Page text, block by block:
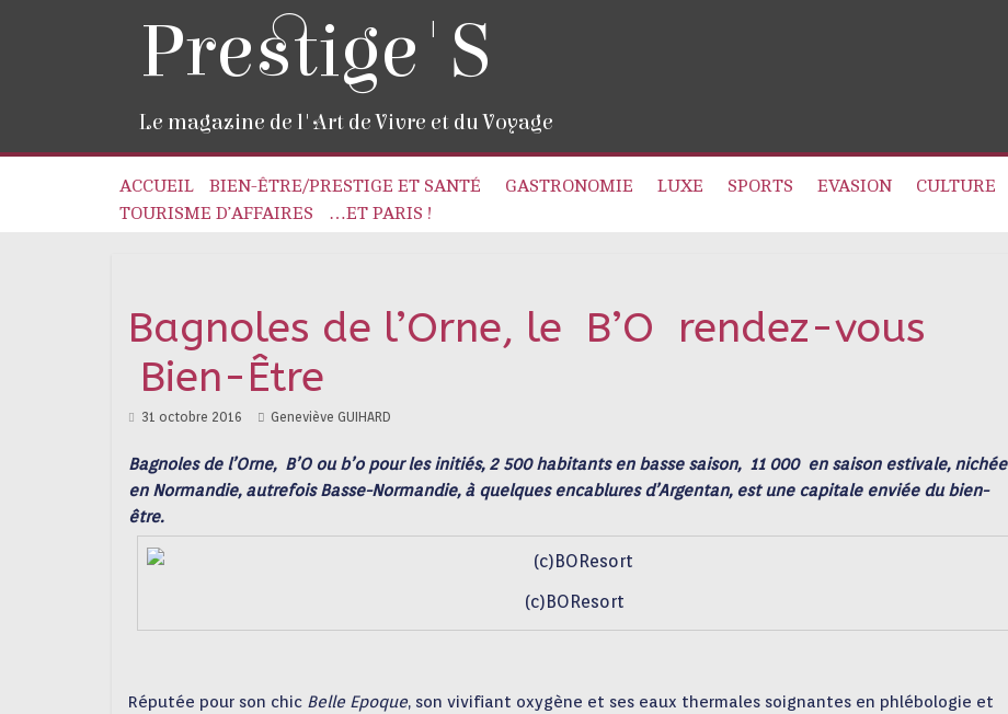
Prestige'S
Le magazine de l'Art de Vivre et du Voyage
ACCUEIL BIEN-ÊTRE/PRESTIGE ET SANTÉ GASTRONOMIE LUXE SPORTS EVASION CULTURE
TOURISME D’AFFAIRES
…ET PARIS !
Bagnoles de l’Orne, le B’O rendez-vous
Bien-Être
31 octobre 2016 Geneviève GUIHARD
Bagnoles de l’Orne, B’O ou b’o pour les initiés, 2 500 habitants en basse saison, 11 000 en saison estivale, nichée
en Normandie, autrefois Basse-Normandie, à quelques encablures d’Argentan, est une capitale enviée du bien-
être.
(c)BOResort
Réputée pour son chic Belle Epoque, son vivifiant oxygène et ses eaux thermales soignantes en phlébologie et